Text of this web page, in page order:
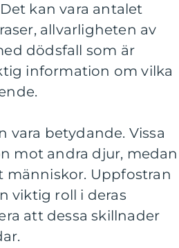
kan vara antalet
allvarligheten av
dödsfall som är
information om vilka
vara betydande. Vissa
mot andra djur, medan
människor. Uppfostran
viktig roll i deras
att dessa skillnader